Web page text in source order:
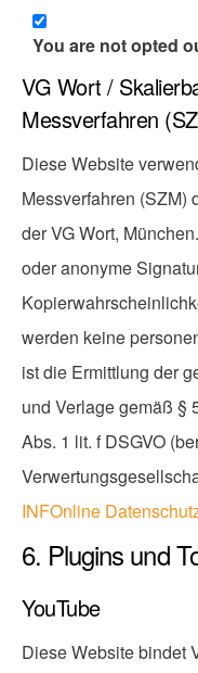
You are not opted
VG Wort /
Messverfahren
Diese Website
Messverfahren (SZM)
der VG Wort,
oder anonyme
werden keine
ist die Ermittlung der
und Verlage gemäß §
Abs. 1 lit. f DSGVO
INFOnline
6. Plugins und
YouTube
Diese Website bindet